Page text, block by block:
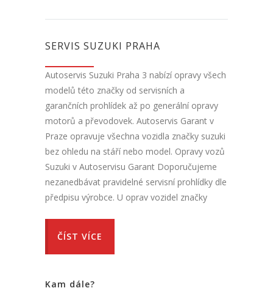
SERVIS SUZUKI PRAHA
Autoservis Suzuki Praha 3 nabízí opravy všech
modelů této značky od servisních a
garančních prohlídek až po generální opravy
motorů a převodovek. Autoservis Garant v
Praze opravuje všechna vozidla značky suzuki
bez ohledu na stáří nebo model. Opravy vozů
Suzuki v Autoservisu Garant Doporučujeme
nezanedbávat pravidelné servisní prohlídky dle
předpisu výrobce. U oprav vozidel značky
ČÍST VÍCE
Kam dále?